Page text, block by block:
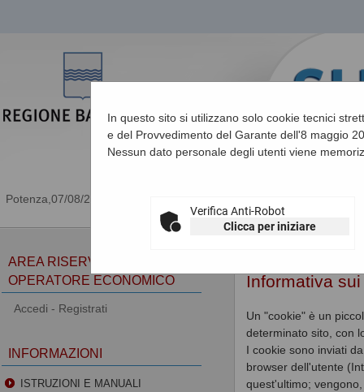
07/08/2026 19:14
Sei qui: Home»
In questo sito si utilizzano solo cookie tecnici
e del Provvedimento del Garante dell'8 maggio
Nessun dato personale degli utenti viene
Verifica Anti-Robot
Clicca per iniziare
Informativa
Un "cookie" è un
determinato sito, con
I cookie sono inviati
browser dell'utente
quest'ultimo;
AREA RISERVATA
OPERATORE ECONOMICO
Accedi - Registrati
INFORMAZIONI
ISTRUZIONI E MANUALI